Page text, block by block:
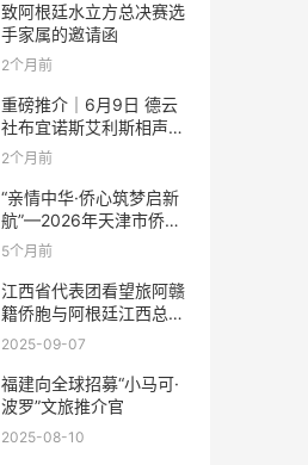
致阿根廷水立方总决赛选
手家属的邀请函
2个月前
重磅推介｜6月9日 德云
社布宜诺斯艾利斯相声专
场！国风曲艺邂逅南美风
结！
2个月前
“亲情中华·侨心筑梦启新
航”—2026年天津市侨界
新春联谊活动成功举办
5个月前
江西省代表团看望旅阿赣
籍侨胞与阿根廷江西总商
会座谈
2025-09-07
福建向全球招募“小马可·
波罗”文旅推介官
2025-08-10